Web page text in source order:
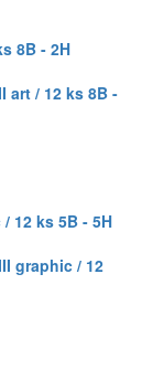
8B - 2H
art / 12 ks 8B -
12 ks 5B - 5H
graphic / 12